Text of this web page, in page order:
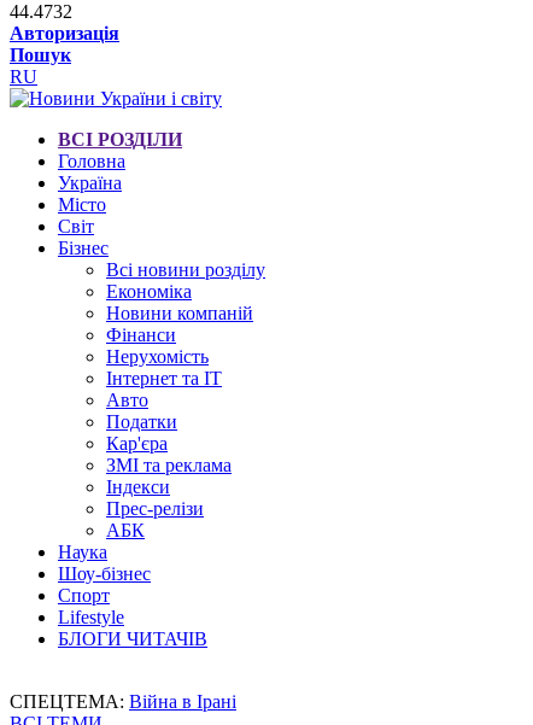
44.4732
Авторизація
Пошук
RU
ВСІ РОЗДІЛИ
Головна
Україна
Місто
Світ
Бізнес
Всі новини розділу
Економіка
Новини компаній
Фінанси
Нерухомість
Інтернет та IT
Авто
Податки
Кар'єра
ЗМІ та реклама
Індекси
Прес-релізи
АБК
Наука
Шоу-бізнес
Спорт
Lifestyle
БЛОГИ ЧИТАЧІВ
СПЕЦТЕМА: Війна в Ірані